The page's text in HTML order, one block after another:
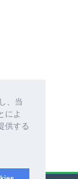
、当
によ
供する